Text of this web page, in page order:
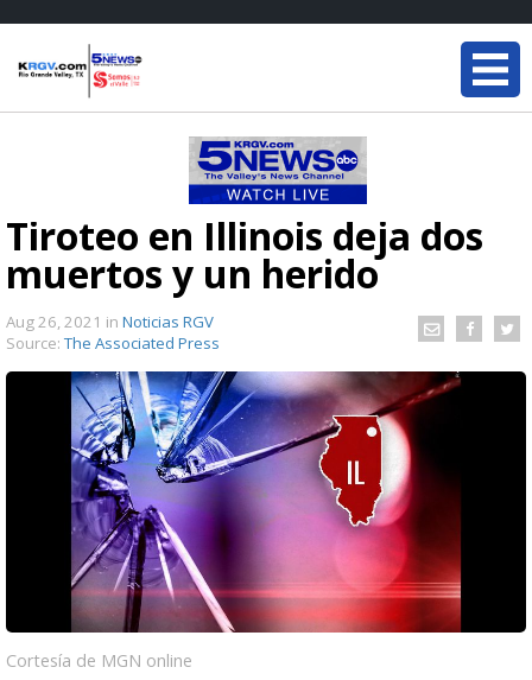
Tiroteo en Illinois deja dos
muertos y un herido
Aug 26, 2021 in Noticias RGV
Source: The Associated Press
Cortesía de MGN online